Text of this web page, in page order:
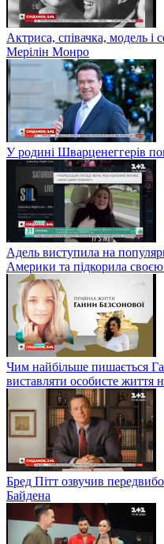
Актриса, співачка, модель і
Мерілін Монро
У родині Шварценеггерів
Адель виступила на
Америки та підкорила
Чим найбільше пишається
виставляти особисте життя
Бред Пітт озвучив
Байдена